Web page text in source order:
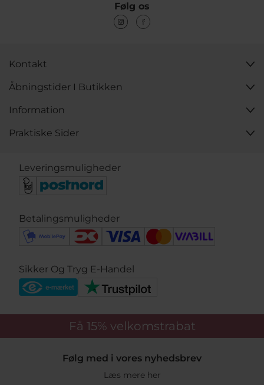
Følg os
Kontakt
Åbningstider I Butikken
Information
Praktiske Sider
Leveringsmuligheder
Betalingsmuligheder
Sikker Og Tryg E-Handel
Få 15% velkomstrabat
Følg med i vores nyhedsbrev
Læs mere her